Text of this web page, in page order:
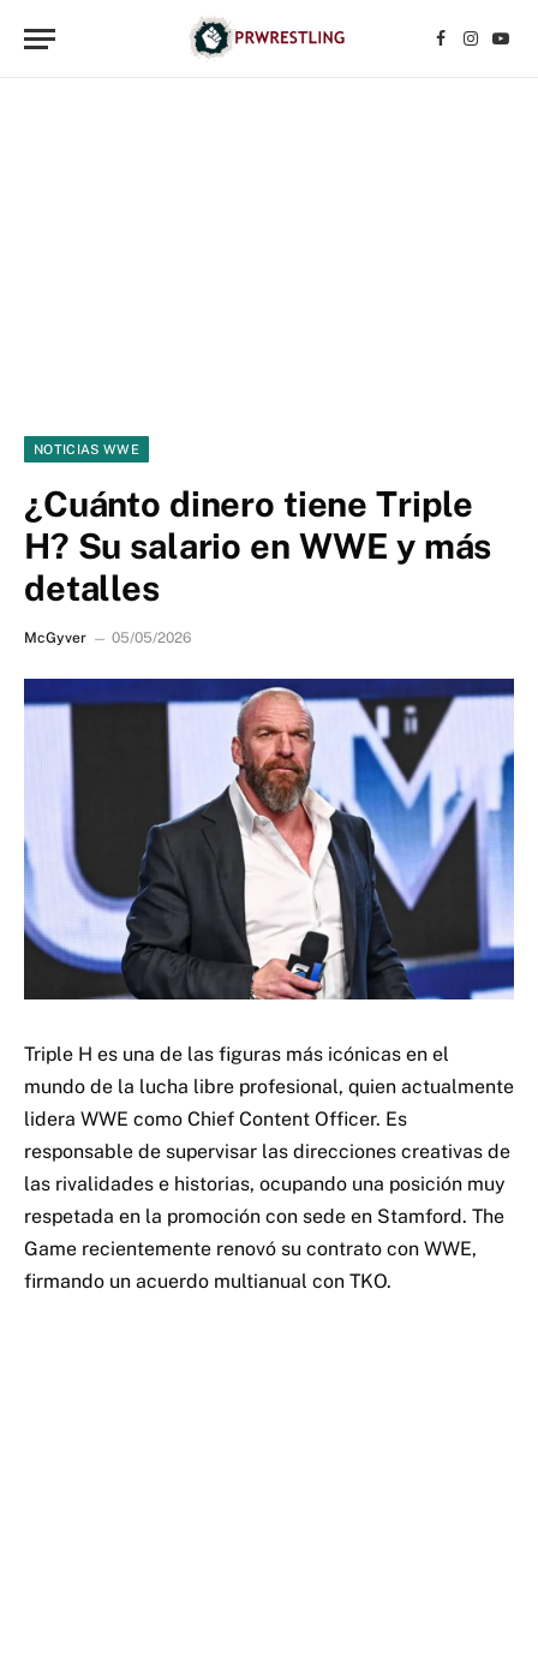
Facebook
NOTICIAS WWE
¿Cuánto dinero tiene Triple
H? Su salario en WWE y más
detalles
McGyver 05/05/2026
Triple H es una de las figuras más icónicas en el
mundo de la lucha libre profesional, quien actualmente
lidera WWE como Chief Content Officer. Es
responsable de supervisar las direcciones creativas de
las rivalidades e historias, ocupando una posición muy
respetada en la promoción con sede en Stamford. The
Game recientemente renovó su contrato con WWE,
firmando un acuerdo multianual con TKO.